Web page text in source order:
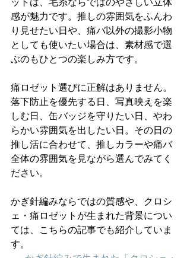
感が魅力です。推しの雰囲気をふんわ
り見せたい日や、痛バ以外の撮影小物
としても使いたい場合は、素材感で選
ぶのもひとつの楽しみ方です。
痛ロゼット選びに正解はありません。
落下防止を優先する日、写真映えを楽
しむ日、缶バッジを守りたい日、やわ
らかい雰囲気を出したい日。その日の
推し活に合わせて、推しカラーや痛バ
全体の雰囲気を見ながら選んでみてく
ださい。
かぎ針編みならではの質感や、クロシ
ェ・痛ロゼットが生まれた背景につい
ては、こちらの記事でも紹介していま
す。